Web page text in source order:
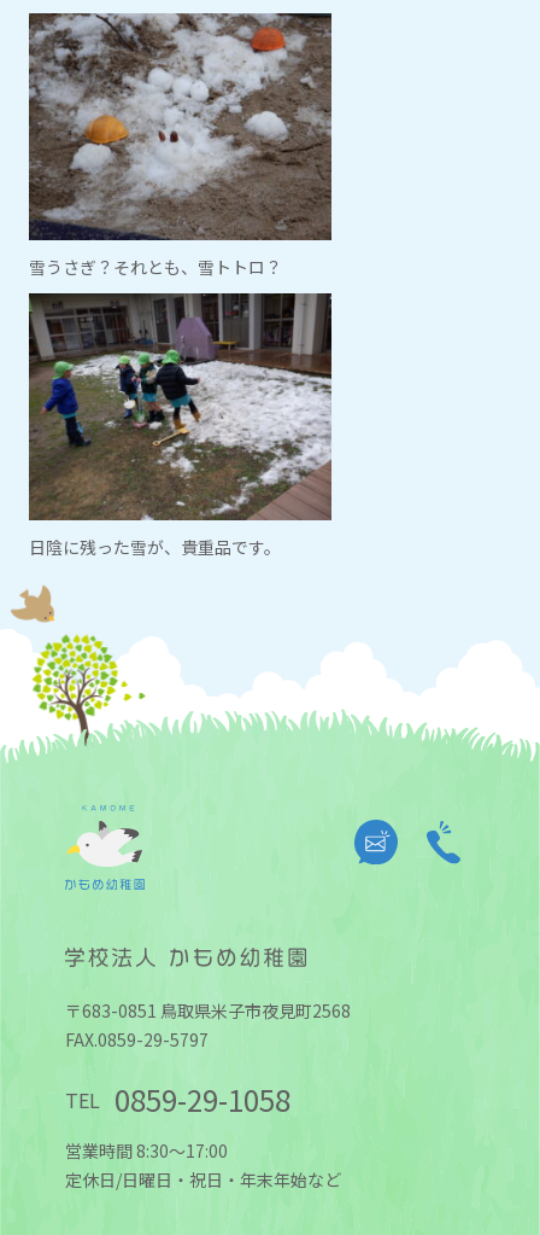
雪うさぎ？それとも、雪トトロ？
日陰に残った雪が、貴重品です。
〒683-0851 鳥取県米子市夜見町2568
FAX.0859-29-5797
TEL 0859-29-1058
営業時間 8:30～17:00
定休日/日曜日・祝日・年末年始など